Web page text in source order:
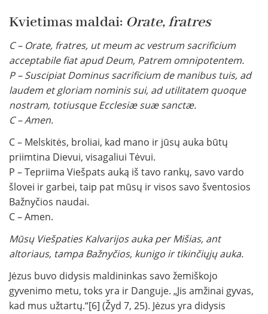
Kvietimas maldai: Orate, fratres
C – Orate, fratres, ut meum ac vestrum sacrificium
acceptabile fiat apud Deum, Patrem omnipotentem.
P – Suscipiat Dominus sacrificium de manibus tuis, ad
laudem et gloriam nominis sui, ad utilitatem quoque
nostram, totiusque Ecclesiæ suæ sanctæ.
C – Amen.
C – Melskitės, broliai, kad mano ir jūsų auka būtų
priimtina Dievui, visagaliui Tėvui.
P – Tepriima Viešpats auką iš tavo rankų, savo vardo
šlovei ir garbei, taip pat mūsų ir visos savo šventosios
Bažnyčios naudai.
C – Amen.
Mūsų Viešpaties Kalvarijos auka per Mišias, ant
altoriaus, tampa Bažnyčios, kunigo ir tikinčiųjų auka.
Jėzus buvo didysis maldininkas savo žemiškojo
gyvenimo metu, toks yra ir Danguje. „Jis amžinai gyvas,
kad mus užtartų.“[6] (Žyd 7, 25). Jėzus yra didysis